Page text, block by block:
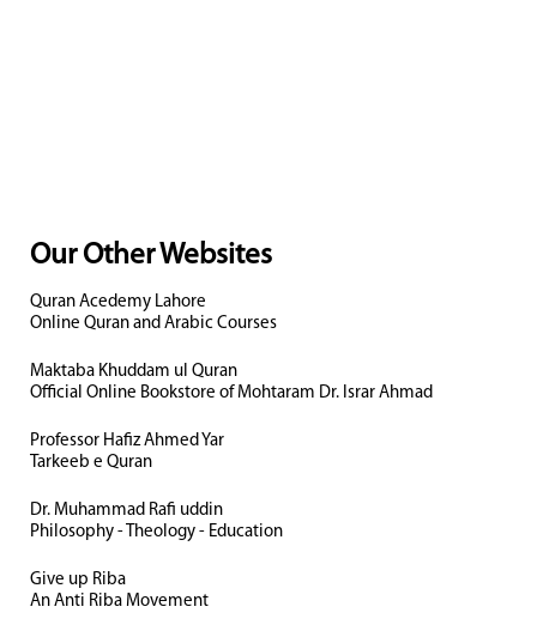
Our Other Websites
Quran Acedemy Lahore
Online Quran and Arabic Courses
Maktaba Khuddam ul Quran
Official Online Bookstore of Mohtaram Dr. Israr Ahmad
Professor Hafiz Ahmed Yar
Tarkeeb e Quran
Dr. Muhammad Rafi uddin
Philosophy - Theology - Education
Give up Riba
An Anti Riba Movement